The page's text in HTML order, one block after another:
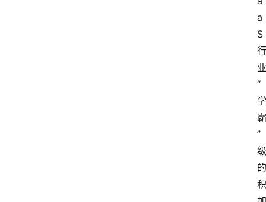
a
S
行
业
“
学
霸
”
级
的
积